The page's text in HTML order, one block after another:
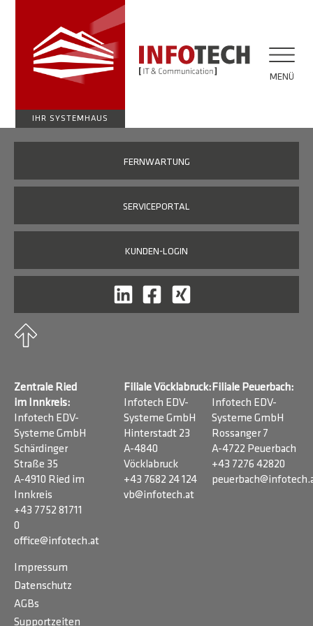
IHR SYSTEMHAUS
MENÜ
FERNWARTUNG
SERVICEPORTAL
KUNDEN-LOGIN
Zentrale Ried
im Innkreis:
Infotech EDV-
Systeme GmbH
Schärdinger
Straße 35
A-4910 Ried im
Innkreis
+43 7752 81711
0
office@infotech.at
Filiale Vöcklabruck:
Infotech EDV-
Systeme GmbH
Hinterstadt 23
A-4840
Vöcklabruck
+43 7682 24 124
vb@infotech.at
Filiale Peuerbach:
Infotech EDV-
Systeme GmbH
Rossanger 7
A-4722 Peuerbach
+43 7276 42820
Impressum
Datenschutz
AGBs
Supportzeiten